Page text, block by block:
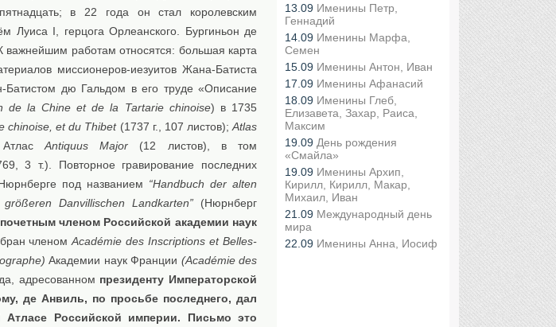
в 22 года он стал королевским
Луиса I, герцога Орлеанского. Бургиньон де
важнейшим работам относятся: большая карта
миссионеров-иезуитов Жана-Батиста
дю Гальдом в его труде «Описание
de la Chine et de la Tartarie chinoise) в 1735
chinoise, et du Thibet(1737 г., 107 листов);Atlas
АтласAntiquus Major (12 листов), в том
3 т.). Повторное гравирование последних
под названием “Handbuch der alten
Danvillischen Landkarten” (Нюрнберг
членом Российской академии наук
членомAcadémie des Inscriptions et Belles-
Академии наук Франции (Académie des
адресованном президенту Императорской
де Анвиль, по просьбе последнего, дал
Российской империи. Письмо это
13.09 Именины Петр,
Геннадий
14.09 Именины Марфа,
Семен
15.09 Именины Антон, Иван
17.09 Именины Афанасий
18.09 Именины Глеб,
Елизавета, Захар, Раиса,
Максим
19.09 День рождения
«Смайла»
19.09 Именины Архип,
Кирилл, Кирилл, Макар,
Михаил, Иван
21.09 Международный день
мира
22.09 Именины Анна, Иосиф